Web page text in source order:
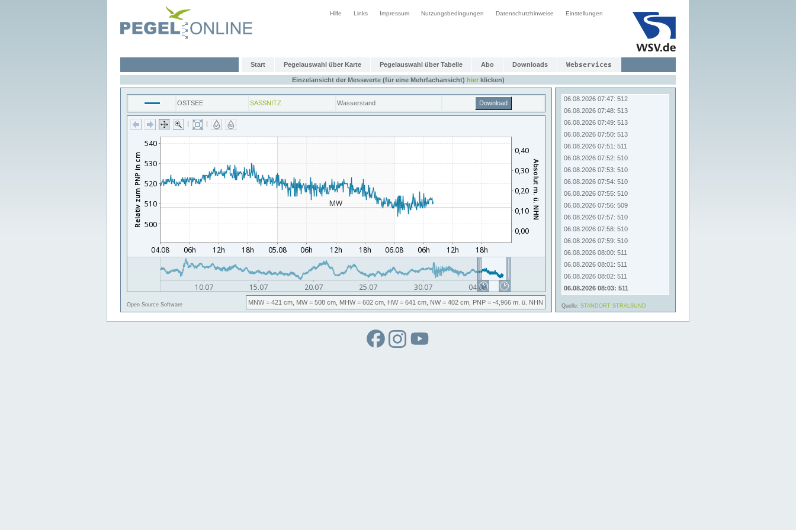
Hilfe Links Impressum Nutzungsbedingungen Datenschutzhinweise Einstellungen
Start Pegelauswahl über Karte Pegelauswahl über Tabelle Abo Downloads Webservices
Einzelansicht der Messwerte (für eine Mehrfachansicht) hierklicken)
OSTSEE SASSNITZ Wasserstand Download
| |
Open Source Software MNW= 421 cm, MW= 508 cm, MHW= 602 cm, HW= 641 cm, NW= 402 cm, PNP = -4,966 m. ü. NHN
06.08.2026 07:40: 512
06.08.2026 07:44: 514
06.08.2026 07:45: 514
06.08.2026 07:46: 513
06.08.2026 07:47: 512
06.08.2026 07:48: 513
06.08.2026 07:49: 513
06.08.2026 07:50: 513
06.08.2026 07:51: 511
06.08.2026 07:52: 510
06.08.2026 07:53: 510
06.08.2026 07:54: 510
06.08.2026 07:55: 510
06.08.2026 07:56: 509
06.08.2026 07:57: 510
06.08.2026 07:58: 510
06.08.2026 07:59: 510
06.08.2026 08:00: 511
06.08.2026 08:01: 511
06.08.2026 08:02: 511
06.08.2026 08:03: 511
Quelle: STANDORT STRALSUND